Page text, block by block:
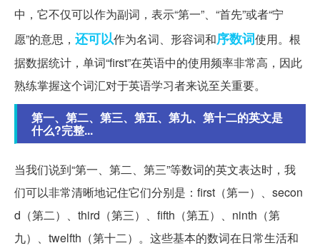
中，它不仅可以作为副词，表示“第一”、“首先”或者“宁
愿”的意思， 还可以作为名词、形容词和序数词使用。根
据数据统计，单词“first”在英语中的使用频率非常高，因此
熟练掌握这个词汇对于英语学习者来说至关重要。
第一、第二、第三、第五、第九、第十二的英文是
什么?完整...
当我们说到“第一、第二、第三”等数词的英文表达时，我
们可以非常清晰地记住它们分别是：first（第一）、secon
d（第二）、third（第三）、fifth（第五）、ninth（第
九）、twelfth（第十二）。这些基本的数词在日常生活和